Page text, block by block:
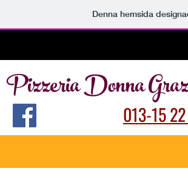
Denna hemsida
PizzeriaDonna
013-15